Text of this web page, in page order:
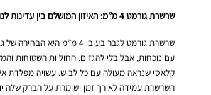
שרשרת גורמט 4 מ”מ: האיזון המושלם בין עדינות לנוכחות
שרשרת גורמט לגבר בעובי 4 מ”מ
עם נוכחות, אבל בלי להגזים. החוליות השטוחות
קלאסי שנראה מעולה עם כל לבוש. עשויה מפלדת
השרשרת עמידה לאורך זמן ושומרת על הברק שלה